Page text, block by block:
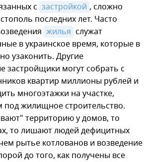
с застройкой , сложно
последних лет. Часто
жилья служат
в украинское время, которые в
узаконить. Другие
застройщики могут собрать с
квартир миллионы рублей и
многоэтажки на участке,
под жилищное строительство.
территорию у домов, то
то лишают людей дефицитных
рытье котлованов и возведение
до того, как получены все